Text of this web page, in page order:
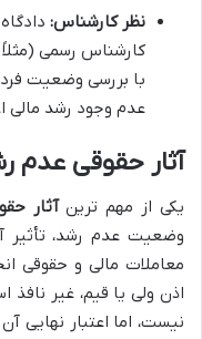
نظر کارشناس:
کارشناس رسمی
با بررسی وضعیت
عدم وجود رشد مالی
آثار حقوقی عدم
یکی از مهم ترینآثار
وضعیت عدم رشد، تأثیر
معاملات مالی و حقوقی
اذن ولی یا قیم، غیر
نیست، اما اعتبار نهایی